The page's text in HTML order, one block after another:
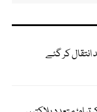
انتقال کر گئے